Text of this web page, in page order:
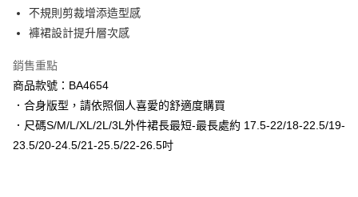
每筆NT$60，滿NT$1,000(含以上)免運費
7-11取貨付款
每筆NT$60，滿NT$1,000(含以上)免運費
付款後7-11取貨
每筆NT$60，滿NT$1,000(含以上)免運費
宅配
不規則剪裁增添造型感
褲裙設計提升層次感
銷售重點
商品款號：BA4654
．合身版型，請依照個人喜愛的舒適度購買
．尺碼S/M/L/XL/2L/3L外件裙長最短-最長處約 17.5-22/18-22.5/19-
23.5/20-24.5/21-25.5/22-26.5吋